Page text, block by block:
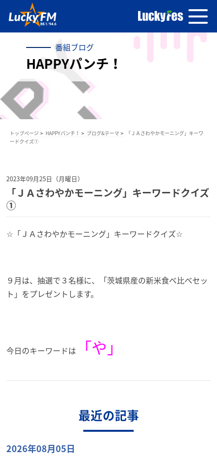
番組ブログ
HAPPYパンチ！
トップページ HAPPYパンチ！ ブログ&テーマ
「ＪＡさわやかモーニング」キーワ
ードクイズ①
2023年09月25日（月曜日）
「ＪＡさわやかモーニング」キーワードクイズ
①
☆「ＪＡさわやかモーニング」キーワードクイズ☆
９月は、抽選で３名様に、「茨城県産の新米食べ比べセッ
ト」をプレゼントします。
今日のキーワードは 「や」
最近の記事
2026年08月05日